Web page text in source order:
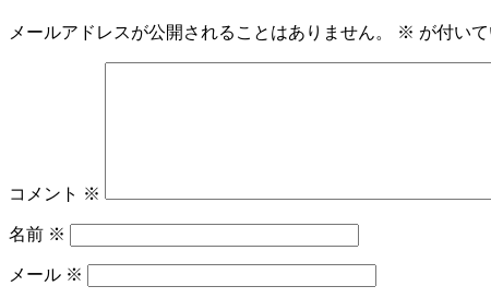
メールアドレスが公開されることはありません。 ※ が付い
コメント ※
名前 ※
メール ※